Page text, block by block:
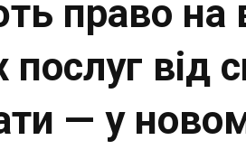
право на
послуг
— у